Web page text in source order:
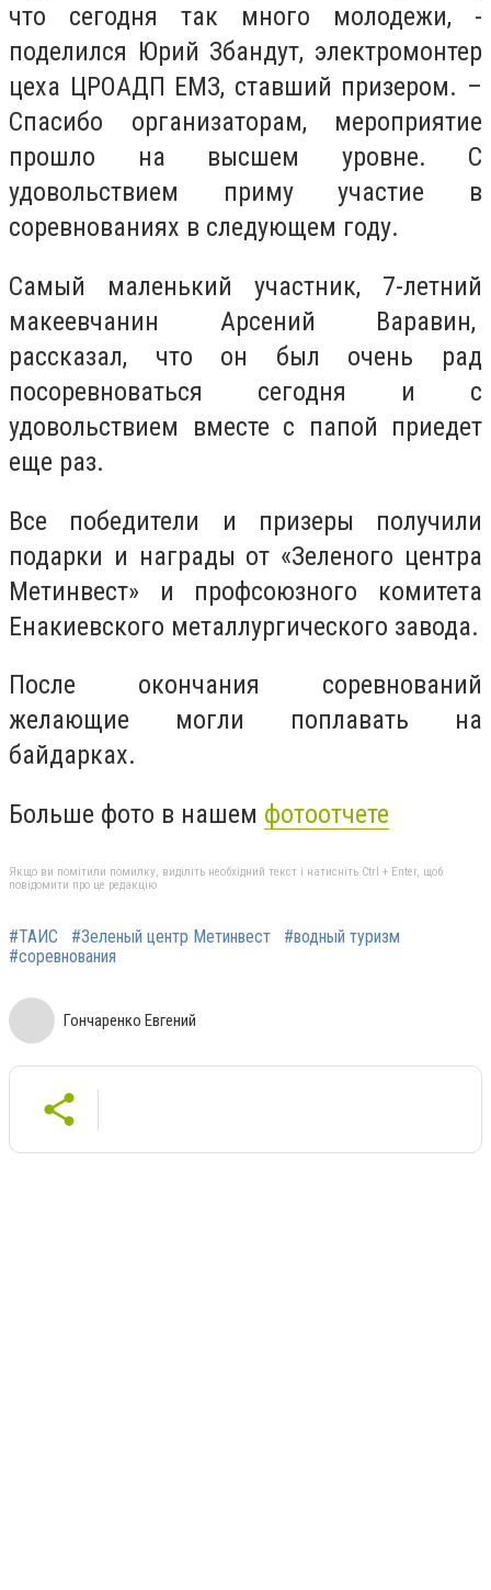
что сегодня так много молодежи, -
поделился Юрий Збандут, электромонтер
цеха ЦРОАДП ЕМЗ, ставший призером. –
Спасибо организаторам, мероприятие
прошло на высшем уровне. С
удовольствием приму участие в
соревнованиях в следующем году.
Самый маленький участник, 7-летний
макеевчанин Арсений Варавин,
рассказал, что он был очень рад
посоревноваться сегодня и с
удовольствием вместе с папой приедет
еще раз.
Все победители и призеры получили
подарки и награды от «Зеленого центра
Метинвест» и профсоюзного комитета
Енакиевского металлургического завода.
После окончания соревнований
желающие могли поплавать на
байдарках.
Больше фото в нашем фотоотчете
Якщо ви помітили помилку, виділіть необхідний текст і натисніть Ctrl + Enter, щоб
повідомити про це редакцію
#ТАИС #Зеленый центр Метинвест
#водный туризм
#соревнования
Гончаренко Евгений